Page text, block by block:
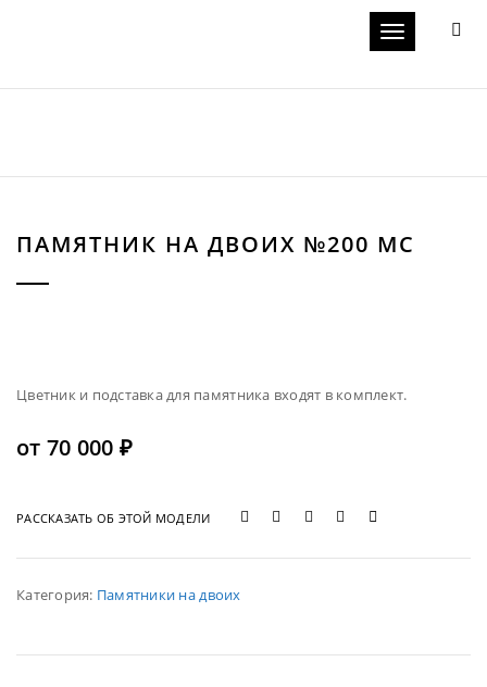
Toggle
ПАМЯТНИК НА ДВОИХ №200 МС
Цветник и подставка для памятника входят в комплект.
от 70 000 ₽
РАССКАЗАТЬ ОБ ЭТОЙ МОДЕЛИ
Категория: Памятники на двоих